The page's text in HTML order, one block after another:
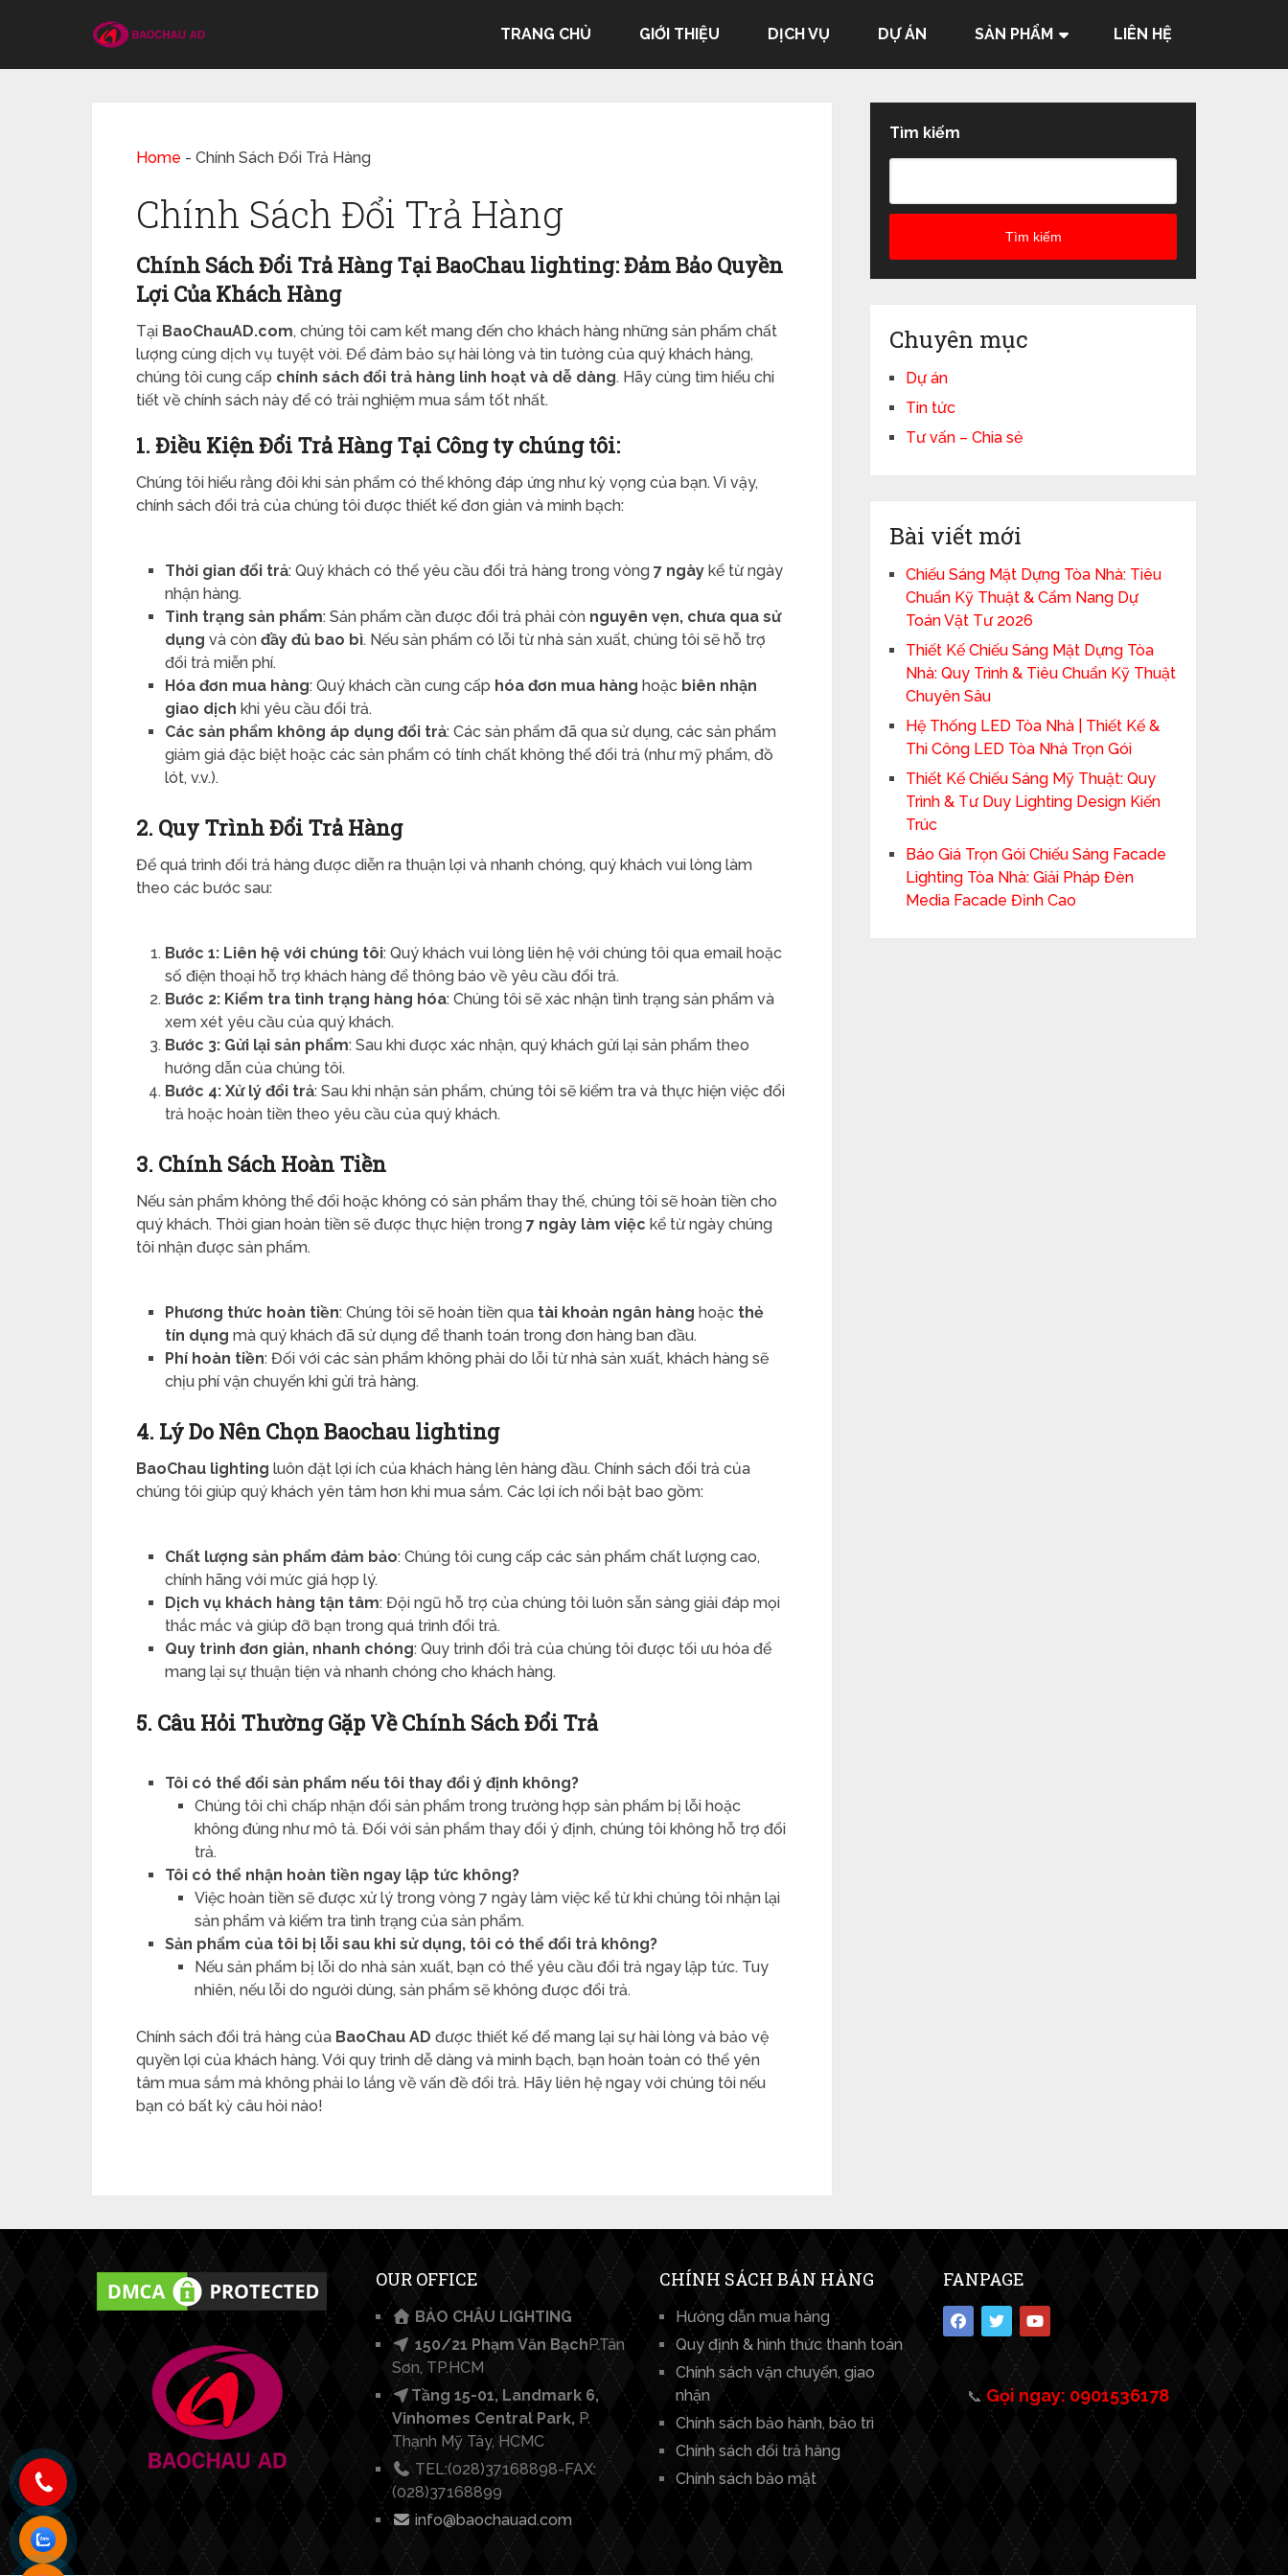
TRANG CHỦ GIỚI THIỆU DỊCH VỤ DỰ ÁN SẢN PHẨM LIÊN HỆ
Home - Chính Sách Đổi Trả Hàng
Chính Sách Đổi Trả Hàng
Chính Sách Đổi Trả Hàng Tại BaoChau lighting: Đảm Bảo Quyền
Lợi Của Khách Hàng
Tại BaoChauAD.com, chúng tôi cam kết mang đến cho khách hàng những sản phẩm chất
lượng cùng dịch vụ tuyệt vời. Để đảm bảo sự hài lòng và tin tưởng của quý khách hàng,
chúng tôi cung cấp chính sách đổi trả hàng linh hoạt và dễ dàng. Hãy cùng tìm hiểu chi
tiết về chính sách này để có trải nghiệm mua sắm tốt nhất.
1. Điều Kiện Đổi Trả Hàng Tại Công ty chúng tôi:
Chúng tôi hiểu rằng đôi khi sản phẩm có thể không đáp ứng như kỳ vọng của bạn. Vì vậy,
chính sách đổi trả của chúng tôi được thiết kế đơn giản và minh bạch:
Thời gian đổi trả: Quý khách có thể yêu cầu đổi trả hàng trong vòng7 ngày kể từ ngày
nhận hàng.
Tình trạng sản phẩm: Sản phẩm cần được đổi trả phải còn nguyên vẹn, chưa qua sử
dụng và cònđầy đủ bao bì. Nếu sản phẩm có lỗi từ nhà sản xuất, chúng tôi sẽ hỗ trợ
đổi trả miễn phí.
Hóa đơn mua hàng: Quý khách cần cung cấp hóa đơn mua hàng hoặc biên nhận
giao dịch khi yêu cầu đổi trả.
Các sản phẩm không áp dụng đổi trả: Các sản phẩm đã qua sử dụng, các sản phẩm
giảm giá đặc biệt hoặc các sản phẩm có tính chất không thể đổi trả (như mỹ phẩm, đồ
lót, v.v.).
2. Quy Trình Đổi Trả Hàng
Để quá trình đổi trả hàng được diễn ra thuận lợi và nhanh chóng, quý khách vui lòng làm
theo các bước sau:
Bước 1: Liên hệ với chúng tôi: Quý khách vui lòng liên hệ với chúng tôi qua email hoặc
số điện thoại hỗ trợ khách hàng để thông báo về yêu cầu đổi trả.
Bước 2: Kiểm tra tình trạng hàng hóa: Chúng tôi sẽ xác nhận tình trạng sản phẩm và
xem xét yêu cầu của quý khách.
Bước 3: Gửi lại sản phẩm: Sau khi được xác nhận, quý khách gửi lại sản phẩm theo
hướng dẫn của chúng tôi.
Bước 4: Xử lý đổi trả: Sau khi nhận sản phẩm, chúng tôi sẽ kiểm tra và thực hiện việc đổi
trả hoặc hoàn tiền theo yêu cầu của quý khách.
3. Chính Sách Hoàn Tiền
Nếu sản phẩm không thể đổi hoặc không có sản phẩm thay thế, chúng tôi sẽ hoàn tiền cho
quý khách. Thời gian hoàn tiền sẽ được thực hiện trong 7 ngày làm việc kể từ ngày chúng
tôi nhận được sản phẩm.
Phương thức hoàn tiền: Chúng tôi sẽ hoàn tiền qua tài khoản ngân hàng hoặc thẻ
tín dụng mà quý khách đã sử dụng để thanh toán trong đơn hàng ban đầu.
Phí hoàn tiền: Đối với các sản phẩm không phải do lỗi từ nhà sản xuất, khách hàng sẽ
chịu phí vận chuyển khi gửi trả hàng.
4. Lý Do Nên Chọn Baochau lighting
BaoChau lighting luôn đặt lợi ích của khách hàng lên hàng đầu. Chính sách đổi trả của
chúng tôi giúp quý khách yên tâm hơn khi mua sắm. Các lợi ích nổi bật bao gồm:
Chất lượng sản phẩm đảm bảo: Chúng tôi cung cấp các sản phẩm chất lượng cao,
chính hãng với mức giá hợp lý.
Dịch vụ khách hàng tận tâm: Đội ngũ hỗ trợ của chúng tôi luôn sẵn sàng giải đáp mọi
thắc mắc và giúp đỡ bạn trong quá trình đổi trả.
Quy trình đơn giản, nhanh chóng: Quy trình đổi trả của chúng tôi được tối ưu hóa để
mang lại sự thuận tiện và nhanh chóng cho khách hàng.
5. Câu Hỏi Thường Gặp Về Chính Sách Đổi Trả
Tôi có thể đổi sản phẩm nếu tôi thay đổi ý định không?
Chúng tôi chỉ chấp nhận đổi sản phẩm trong trường hợp sản phẩm bị lỗi hoặc
không đúng như mô tả. Đối với sản phẩm thay đổi ý định, chúng tôi không hỗ trợ đổi
trả.
Tôi có thể nhận hoàn tiền ngay lập tức không?
Việc hoàn tiền sẽ được xử lý trong vòng 7 ngày làm việc kể từ khi chúng tôi nhận lại
sản phẩm và kiểm tra tình trạng của sản phẩm.
Sản phẩm của tôi bị lỗi sau khi sử dụng, tôi có thể đổi trả không?
Nếu sản phẩm bị lỗi do nhà sản xuất, bạn có thể yêu cầu đổi trả ngay lập tức. Tuy
nhiên, nếu lỗi do người dùng, sản phẩm sẽ không được đổi trả.
Chính sách đổi trả hàng của BaoChau AD được thiết kế để mang lại sự hài lòng và bảo vệ
quyền lợi của khách hàng. Với quy trình dễ dàng và minh bạch, bạn hoàn toàn có thể yên
tâm mua sắm mà không phải lo lắng về vấn đề đổi trả. Hãy liên hệ ngay với chúng tôi nếu
bạn có bất kỳ câu hỏi nào!
Tìm kiếm
Tìm kiếm
Chuyên mục
Dự án
Tin tức
Tư vấn – Chia sẻ
Bài viết mới
Chiếu Sáng Mặt Dựng Tòa Nhà: Tiêu
Chuẩn Kỹ Thuật & Cẩm Nang Dự
Toán Vật Tư 2026
Thiết Kế Chiếu Sáng Mặt Dựng Tòa
Nhà: Quy Trình & Tiêu Chuẩn Kỹ Thuật
Chuyên Sâu
Hệ Thống LED Tòa Nhà | Thiết Kế &
Thi Công LED Tòa Nhà Trọn Gói
Thiết Kế Chiếu Sáng Mỹ Thuật: Quy
Trình & Tư Duy Lighting Design Kiến
Trúc
Báo Giá Trọn Gói Chiếu Sáng Facade
Lighting Tòa Nhà: Giải Pháp Đèn
Media Facade Đỉnh Cao
OUR OFFICE
BẢO CHÂU LIGHTING​
150/21 Phạm Văn BạchP.Tân
Sơn, TP.HCM
Tầng 15-01, Landmark 6,
Vinhomes Central Park, P.
Thạnh Mỹ Tây, HCMC
TEL:(028)37168898-FAX:
(028)37168899
info@baochauad.com
CHÍNH SÁCH BÁN HÀNG
Hướng dẫn mua hàng
Quy định & hình thức thanh toán
Chính sách vận chuyển, giao
nhận
Chính sách bảo hành, bảo trì
Chính sách đổi trả hàng
Chính sách bảo mật
FANPAGE
📞 Gọi ngay: 0901536178